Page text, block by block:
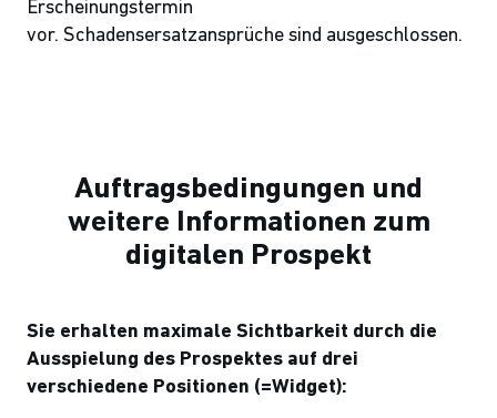
Erscheinungstermin
vor. Schadensersatzansprüche sind ausgeschlossen.
Auftragsbedingungen und
weitere Informationen zum
digitalen Prospekt
Sie erhalten maximale Sichtbarkeit durch die
Ausspielung des Prospektes auf drei
verschiedene Positionen (=Widget):